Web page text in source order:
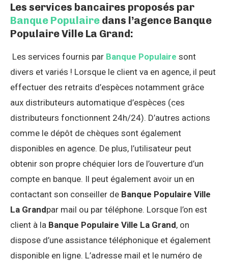
Les services bancaires proposés par
Banque Populaire dans l’agence Banque
Populaire Ville La Grand:
Les services fournis par Banque Populaire sont
divers et variés ! Lorsque le client va en agence, il peut
effectuer des retraits d’espèces notamment grâce
aux distributeurs automatique d’espèces (ces
distributeurs fonctionnent 24h/24). D’autres actions
comme le dépôt de chèques sont également
disponibles en agence. De plus, l’utilisateur peut
obtenir son propre chéquier lors de l’ouverture d’un
compte en banque. Il peut également avoir un en
contactant son conseiller de Banque Populaire Ville
La Grandpar mail ou par téléphone. Lorsque l’on est
client à la Banque Populaire Ville La Grand, on
dispose d’une assistance téléphonique et également
disponible en ligne. L’adresse mail et le numéro de